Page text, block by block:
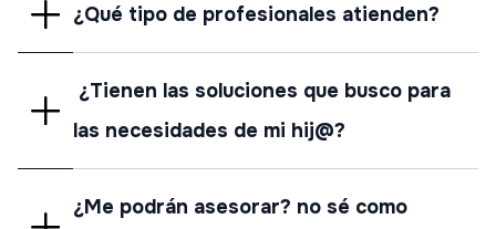
¿Qué tipo de profesionales atienden?
¿Tienen las soluciones que busco para
las necesidades de mi hij@?
¿Me podrán asesorar? no sé como